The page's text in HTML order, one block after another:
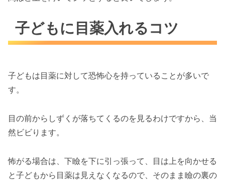
子どもに目薬入れるコツ
子どもは目薬に対して恐怖心を持っていることが多いで
す。
目の前からしずくが落ちてくるのを見るわけですから、当
然ビビります。
怖がる場合は、下瞼を下に引っ張って、目は上を向かせる
と子どもから目薬は見えなくなるので、そのまま瞼の裏の